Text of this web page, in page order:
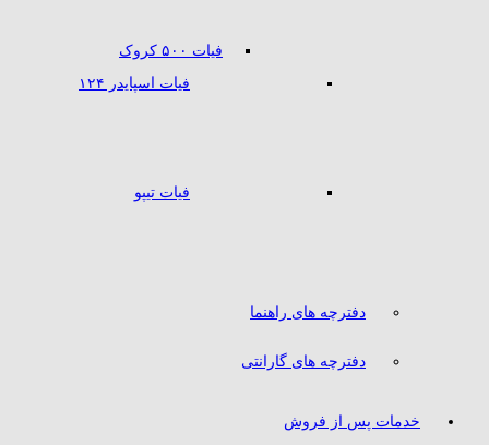
فیات ۵۰۰ کروک
فیات اسپایدر ۱۲۴
فیات تیپو
دفترچه های راهنما
دفترچه های گارانتی
خدمات پس از فروش